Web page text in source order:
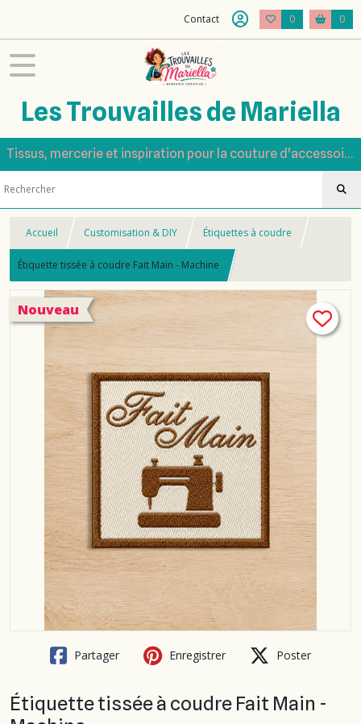
Contact 0 0
Les Trouvailles de Mariella
Tissus, mercerie et inspiration pour la couture d'accessoires
Accueil Customisation & DIY Étiquettes à coudre
Étiquette tissée à coudre Fait Main - Machine
Nouveau
Partager Enregistrer Poster
Étiquette tissée à coudre Fait Main -